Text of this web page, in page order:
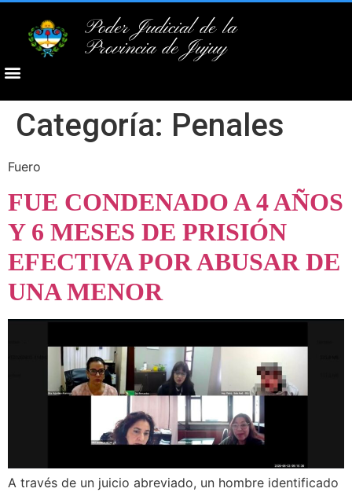
Poder Judicial de la
Provincia de Jujuy
Categoría: Penales
Fuero
FUE CONDENADO A 4 AÑOS
Y 6 MESES DE PRISIÓN
EFECTIVA POR ABUSAR DE
UNA MENOR
A través de un juicio abreviado, un hombre identificado